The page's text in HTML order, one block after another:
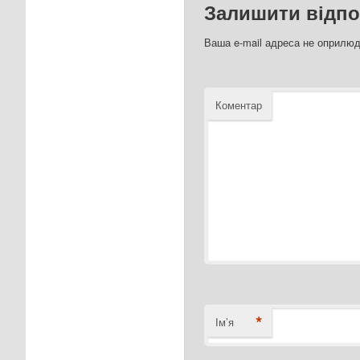
Залишити
Ваша e-mail адреса не
Коментар
Ім’я *